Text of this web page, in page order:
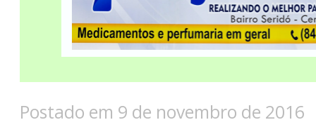
Postado em 9 de novembro de 2016